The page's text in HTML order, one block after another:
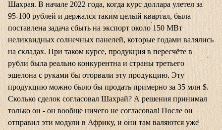
Шахрая. В начале 2022 года, когда курс доллара улетел за
95-100 рублей и держался таким целый квартал, была
поставлена задача сбыть на экспорт около 150 МВт
неликвидных солнечных панелей, которые годами валялись
на складах. При таком курсе, продукция в пересчёте в
рубли была реально конкурентна и страны третьего
эшелона с руками бы оторвали эту продукцию. Эту
продукцию можно было бы продать примерно за 35 млн $.
Сколько сделок согласовал Шахрай? А решения принимал
только он - он вообще ничего не согласовал! После он
отправил эти модули в Африку, и они там валяются уже